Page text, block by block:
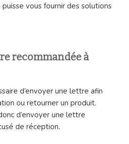
vous fournir des solutions
recommandée à
d’envoyer une lettre afin
ou retourner un produit.
d’envoyer une lettre
de réception.